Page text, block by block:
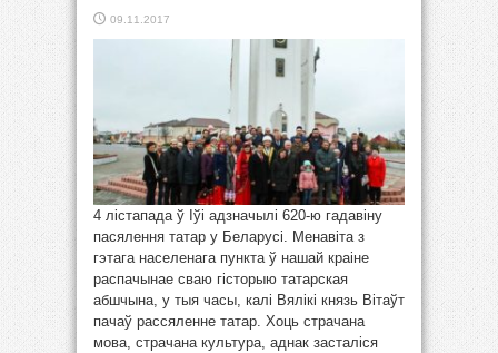
09.11.2017
4 лістапада ў Іўі адзначылі 620-ю гадавіну
пасялення татар у Беларусі. Менавіта з
гэтага населенага пункта ў нашай краіне
распачынае сваю гісторыю татарская
абшчына, у тыя часы, калі Вялікі князь Вітаўт
пачаў рассяленне татар. Хоць страчана
мова, страчана культура, аднак засталіся